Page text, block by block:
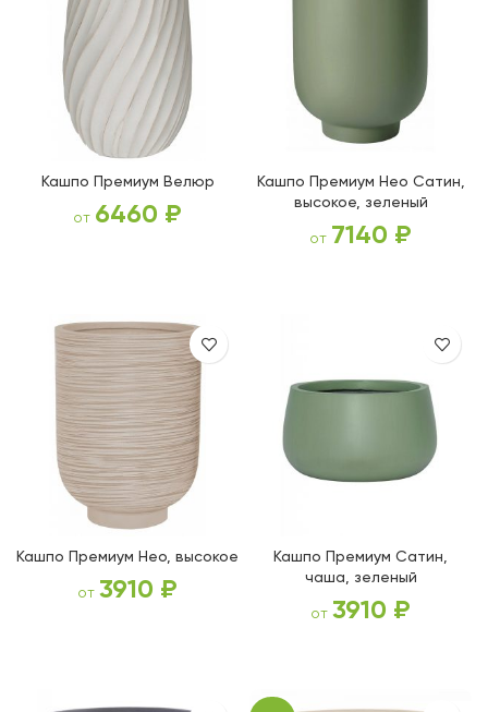
Кашпо Премиум Велюр
от 6460 ₽
Кашпо Премиум Нео Сатин,
высокое, зеленый
от 7140 ₽
Кашпо Премиум Нео, высокое
от 3910 ₽
Кашпо Премиум Сатин,
чаша, зеленый
от 3910 ₽